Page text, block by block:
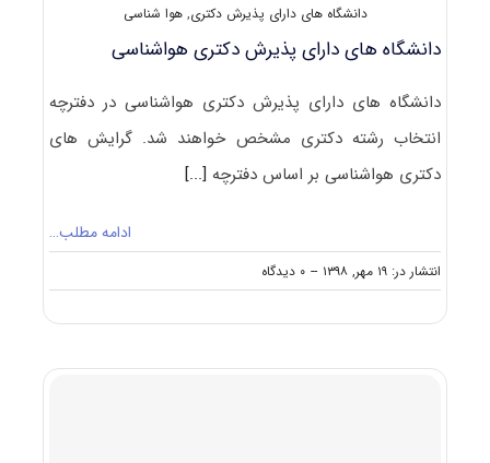
دانشگاه های دارای پذیرش دکتری,هوا شناسی
دانشگاه های دارای پذیرش دکتری ﻫﻮاﺷﻨﺎسی
دانشگاه های دارای پذیرش دکتری ﻫﻮاﺷﻨﺎسی در دفترچه
انتخاب رشته دکتری مشخص خواهند شد. گرایش های
دکتری ﻫﻮاﺷﻨﺎسی بر اساس دفترچه [...]
ادامه مطلب…
انتشار در: ۱۹ مهر, ۱۳۹۸ -- ۰ دیدگاه
on
دانشگاه
دکتری